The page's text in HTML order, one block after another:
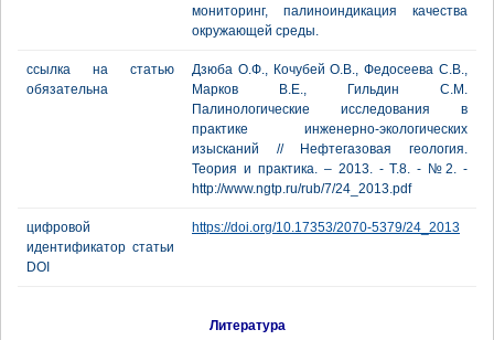
мониторинг, палиноиндикация качества
окружающей среды.
ссылка на статью
обязательна
Дзюба О.Ф., Кочубей О.В., Федосеева С.В.,
Марков В.Е., Гильдин С.М.
Палинологические исследования в
практике инженерно-экологических
изысканий // Нефтегазовая геология.
Теория и практика. – 2013. - Т.8. - №2. -
http://www.ngtp.ru/rub/7/24_2013.pdf
цифровой
идентификатор статьи
DOI
https://doi.org/10.17353/2070-5379/24_2013
Литература